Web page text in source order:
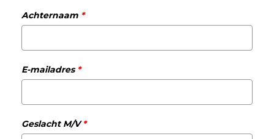
Achternaam *
E-mailadres*
Geslacht M/V*